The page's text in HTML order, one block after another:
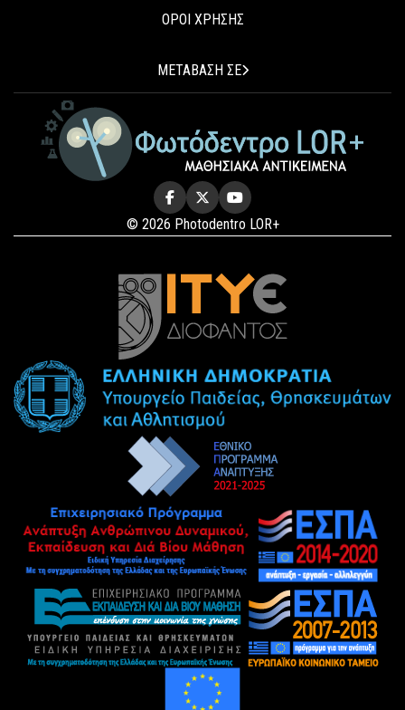
ΟΡΟΙ ΧΡΗΣΗΣ
ΜΕΤΑΒΑΣΗ ΣΕ
© 2026 Photodentro LOR+